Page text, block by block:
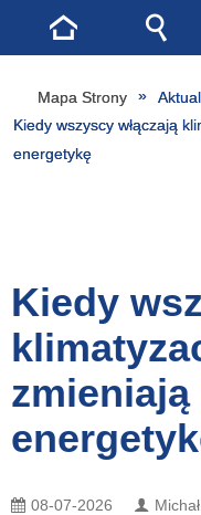
Mapa Strony
Kiedy wszyscy włączają
energetykę
Kiedy
08-07-2026
Strona
główna